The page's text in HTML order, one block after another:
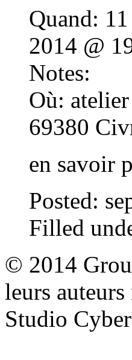
Quand:
2014 @
Notes:
Où:
69380
en savoir
Posted:
Filled
© 2014
leurs
Studio